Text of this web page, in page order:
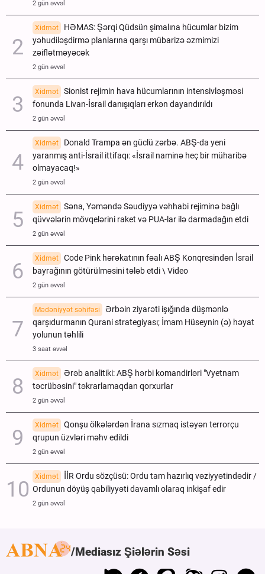
2 gün əvvəl
Xidmət
HƏMAS: Şərqi Qüdsün şimalına hücumlar bizim
yəhudiləşdirmə planlarına qarşı mübarizə əzmimizi
zəiflətməyəcək
2 gün əvvəl
Xidmət
Sionist rejimin hava hücumlarının intensivləşməsi
fonunda Livan-İsrail danışıqları erkən dayandırıldı
2 gün əvvəl
Xidmət
Donald Trampa ən güclü zərbə. ABŞ-da yeni
yaranmış anti-İsrail ittifaqı: «İsrail naminə heç bir müharibə
olmayacaq!»
2 gün əvvəl
Xidmət
Səna, Yəməndə Səudiyyə vəhhabi rejiminə bağlı
qüvvələrin mövqelərini raket və PUA-lar ilə darmadağın etdi
2 gün əvvəl
Xidmət
Code Pink hərəkatının fəalı ABŞ Konqresindən İsrail
bayrağının götürülməsini tələb etdi \ Video
2 gün əvvəl
Mədəniyyət səhifəsi
Ərbəin ziyarəti işığında düşmənlə
qarşıdurmanın Qurani strategiyası; İmam Hüseynin (ə) həyat
yolunun təhlili
3 saat əvvəl
Xidmət
Ərəb analitiki: ABŞ hərbi komandirləri "Vyetnam
təcrübəsini" təkrarlamaqdan qorxurlar
2 gün əvvəl
Xidmət
Qonşu ölkələrdən İrana sızmaq istəyən terrorçu
qrupun üzvləri məhv edildi
2 gün əvvəl
Xidmət
İİR Ordu sözçüsü: Ordu tam hazırlıq vəziyyətindədir /
Ordunun döyüş qabiliyyəti davamlı olaraq inkişaf edir
2 gün əvvəl
Mediasız Şiələrin Səsi